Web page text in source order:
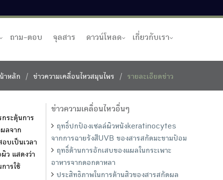
ถาม-ตอบ จุลสาร ดาวน์โหลด เกี่ยวกับเรา
าหลัก ข่าวความเคลื่อนไหวสมุนไพร รายละเอียดข่าว
ระตุ้นการ
ลจาก
บเป็นเวลา
ว แสดงว่า
ารใช้
ข่าวความเคลื่อนไหวอื่นๆ
ฤทธิ์ปกป้องเซลล์ผิวหนังkeratinocytes
จากการฉายรังสีUVB ของสารสกัดมะขามป้อม
ฤทธิ์ต้านการอักเสบของแผลในกระเพาะ
อาหารจากดอกดาหลา
ประสิทธิภาพในการต้านสิวของสารสกัดผล